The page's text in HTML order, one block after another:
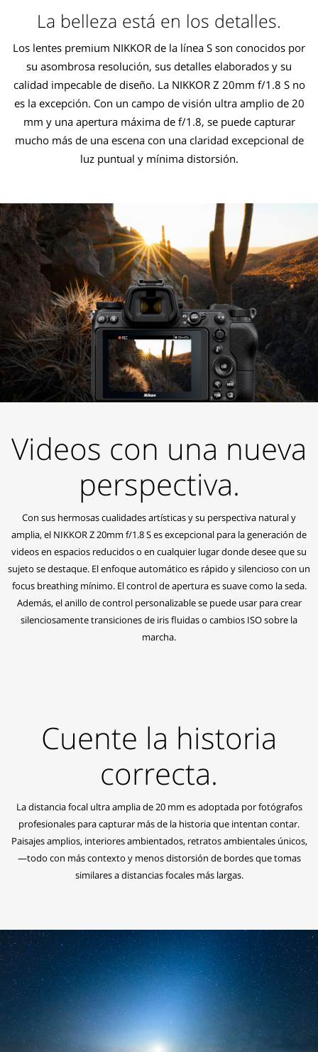
La belleza está en los detalles.
Los lentes premium NIKKOR de la línea S son conocidos por
su asombrosa resolución, sus detalles elaborados y su
calidad impecable de diseño. La NIKKOR Z 20mm f/1.8 S no
es la excepción. Con un campo de visión ultra amplio de 20
mm y una apertura máxima de f/1.8, se puede capturar
mucho más de una escena con una claridad excepcional de
luz puntual y mínima distorsión.
Videos con una nueva
perspectiva.
Con sus hermosas cualidades artísticas y su perspectiva natural y
amplia, el NIKKOR Z 20mm f/1.8 S es excepcional para la generación de
videos en espacios reducidos o en cualquier lugar donde desee que su
sujeto se destaque. El enfoque automático es rápido y silencioso con un
focus breathing mínimo. El control de apertura es suave como la seda.
Además, el anillo de control personalizable se puede usar para crear
silenciosamente transiciones de iris fluidas o cambios ISO sobre la
marcha.
Cuente la historia
correcta.
La distancia focal ultra amplia de 20 mm es adoptada por fotógrafos
profesionales para capturar más de la historia que intentan contar.
Paisajes amplios, interiores ambientados, retratos ambientales únicos,
—todo con más contexto y menos distorsión de bordes que tomas
similares a distancias focales más largas.